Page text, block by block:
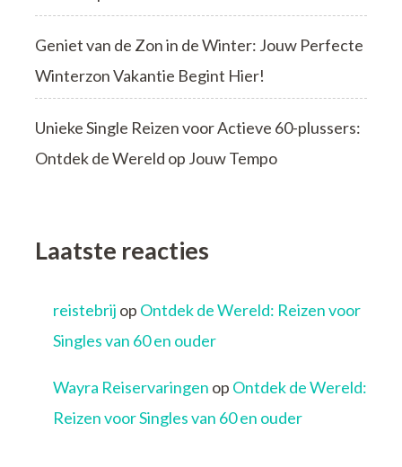
Geniet van de Zon in de Winter: Jouw Perfecte
Winterzon Vakantie Begint Hier!
Unieke Single Reizen voor Actieve 60-plussers:
Ontdek de Wereld op Jouw Tempo
Laatste reacties
reistebrij op Ontdek de Wereld: Reizen voor
Singles van 60 en ouder
Wayra Reiservaringen op Ontdek de Wereld:
Reizen voor Singles van 60 en ouder